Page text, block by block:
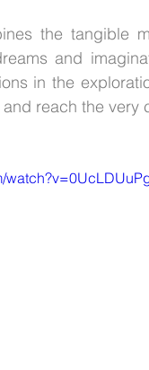
the tangible
and
in the
reach the very